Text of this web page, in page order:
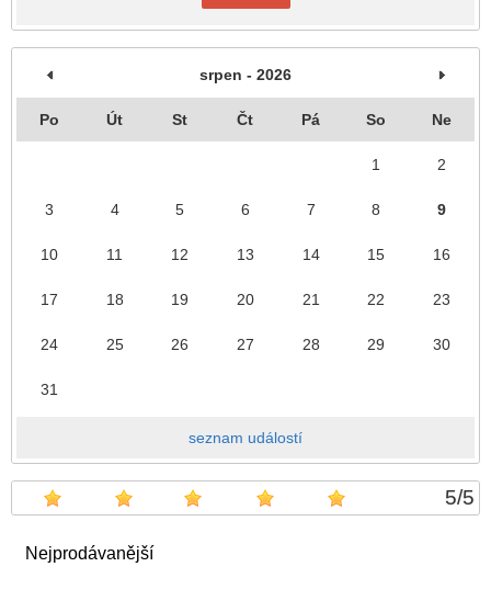
srpen - 2026
Po Út St Čt Pá So Ne
1 2
3 4 5 6 7 8 9
10 11 12 13 14 15 16
17 18 19 20 21 22 23
24 25 26 27 28 29 30
31
seznam událostí
5/5
Nejprodávanější